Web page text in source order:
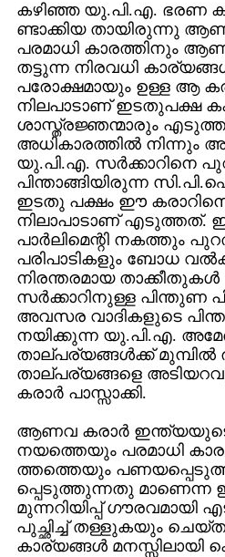
കഴിഞ്ഞ യു.പി.എ. ഭരണ
ണ്ടാക്കിയ തായിരുന്നു
പരമാധി കാരത്തിനും
തട്ടുന്ന നിരവധി
പരോക്ഷമായും ഉള്ള ആ
നിലപാടാണ് ഇടതുപക്ഷ
ശാസ്ത്രജ്ഞന്മാരും
അധികാരത്തില്‍ നിന്നും
യു.പി.എ. സര്‍ക്കാറിനെ
പിന്താങ്ങിയിരുന്ന
ഇടതു പക്ഷം ഈ
നിലാ‍പാടാണ് എടുത്തത്.
പാര്‍ലിമെന്റി നകത്തും
പരിപാടികളും ബോധ
നിരന്തരമായ
സര്‍ക്കാറിനുള്ള പിന്തുണ
അവസര വാദികളുടെ
നയിക്കുന്ന യു.പി.എ.
താല്പര്യങ്ങള്‍ക്ക് മുമ്പില്‍
താല്പര്യങ്ങളെ
കരാര്‍ പാസ്സാ‍ക്കി.
ആണവ കരാര്‍ ഇന്ത്യയുടെ
നയത്തെയും പരമാധി
ത്തത്തെയും
പ്പെടുത്തുന്നതു മാണെന്ന
മുന്നറിയിപ്പ് ഗൗരവമായി
പുച്ഛിച്ച് തള്ളുകയും
കാര്യങ്ങള്‍ മനസ്സിലായി